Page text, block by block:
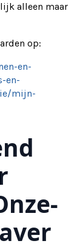
alleen maar
op:
en-
en-
mijn-